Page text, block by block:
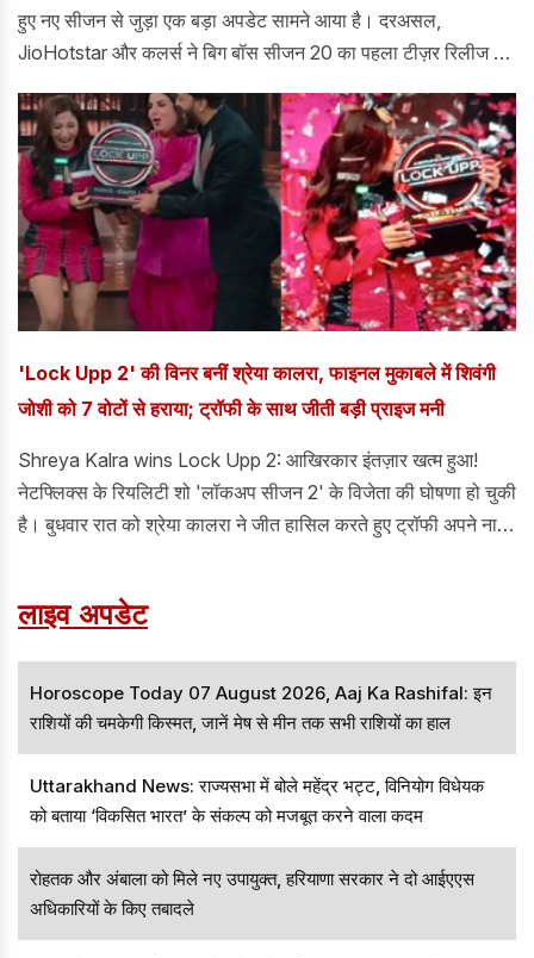
हुए नए सीजन से जुड़ा एक बड़ा अपडेट सामने आया है। दरअसल,
JioHotstar और कलर्स ने बिग बॉस सीजन 20 का पहला टीज़र रिलीज कर
'Lock Upp 2' की विनर बनीं श्रेया कालरा, फाइनल मुकाबले में शिवंगी
जोशी को 7 वोटों से हराया; ट्रॉफी के साथ जीती बड़ी प्राइज मनी
Shreya Kalra wins Lock Upp 2: आखिरकार इंतज़ार खत्म हुआ!
नेटफ्लिक्स के रियलिटी शो 'लॉकअप सीजन 2' के विजेता की घोषणा हो चुकी
है। बुधवार रात को श्रेया कालरा ने जीत हासिल करते हुए ट्रॉफी अपने नाम
लाइव अपडेट
Horoscope Today 07 August 2026, Aaj Ka Rashifal: इन
राशियों की चमकेगी किस्मत, जानें मेष से मीन तक सभी राशियों का हाल
Uttarakhand News: राज्यसभा में बोले महेंद्र भट्ट, विनियोग विधेयक
को बताया ‘विकसित भारत’ के संकल्प को मजबूत करने वाला कदम
रोहतक और अंबाला को मिले नए उपायुक्त, हरियाणा सरकार ने दो आईएएस
अधिकारियों के किए तबादले